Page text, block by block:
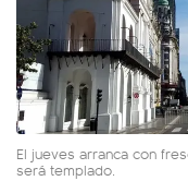
El jueves arranca con
será templado.